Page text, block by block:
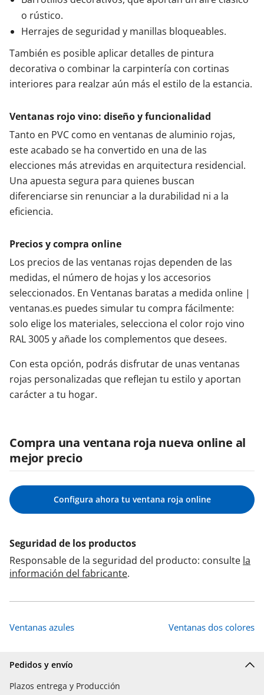
o rústico.
Herrajes de seguridad y manillas bloqueables.
También es posible aplicar detalles de pintura
decorativa o combinar la carpintería con cortinas
interiores para realzar aún más el estilo de la estancia.
Ventanas rojo vino: diseño y funcionalidad
Tanto en PVC como en ventanas de aluminio rojas,
este acabado se ha convertido en una de las
elecciones más atrevidas en arquitectura residencial.
Una apuesta segura para quienes buscan
diferenciarse sin renunciar a la durabilidad ni a la
eficiencia.
Precios y compra online
Los precios de las ventanas rojas dependen de las
medidas, el número de hojas y los accesorios
seleccionados. En Ventanas baratas a medida online |
ventanas.es puedes simular tu compra fácilmente:
solo elige los materiales, selecciona el color rojo vino
RAL 3005 y añade los complementos que desees.
Con esta opción, podrás disfrutar de unas ventanas
rojas personalizadas que reflejan tu estilo y aportan
carácter a tu hogar.
Compra una ventana roja nueva online al
mejor precio
Configura ahora tu ventana roja online
Seguridad de los productos
Responsable de la seguridad del producto: consulte la
información del fabricante.
Ventanas azules Ventanas dos colores
Pedidos y envío
Plazos entrega y Producción